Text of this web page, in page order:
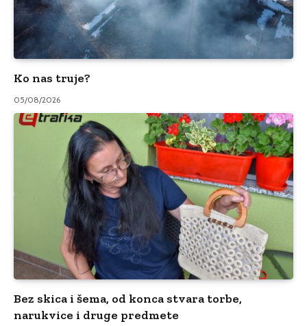
Ko nas truje?
05/08/2026
Bez skica i šema, od konca stvara torbe,
narukvice i druge predmete